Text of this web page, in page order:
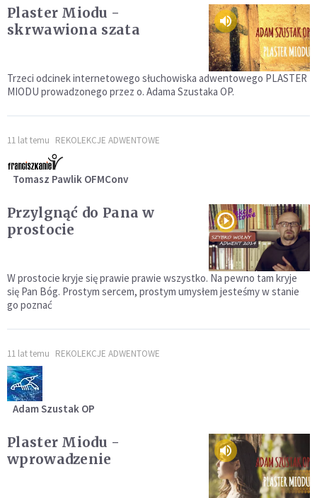
Plaster Miodu -
skrwawiona szata
Trzeci odcinek internetowego słuchowiska adwentowego PLASTER
MIODU prowadzonego przez o. Adama Szustaka OP.
11 lat temu REKOLEKCJE ADWENTOWE
Tomasz Pawlik OFMConv
Przylgnąć do Pana w
prostocie
W prostocie kryje się prawie prawie wszystko. Na pewno tam kryje
się Pan Bóg. Prostym sercem, prostym umysłem jesteśmy w stanie
go poznać
11 lat temu REKOLEKCJE ADWENTOWE
Adam Szustak OP
Plaster Miodu -
wprowadzenie